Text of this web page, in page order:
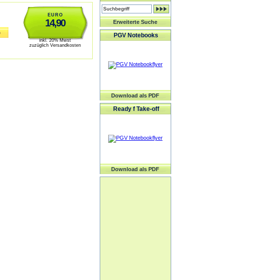
EURO
14,90
inkl. 20% Mwst
zuzüglich Versandkosten
Erweiterte Suche
PGV Notebooks
Download als PDF
Ready f Take-off
Download als PDF